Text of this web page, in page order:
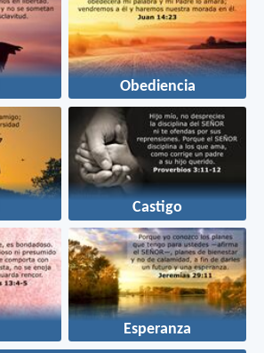
Obediencia
Castigo
Esperanza